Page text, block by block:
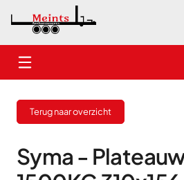
Nieuwe aanhangwagens
Gebruikte aanhangwagens
Verhuur
Terug naar overzicht
Syma -